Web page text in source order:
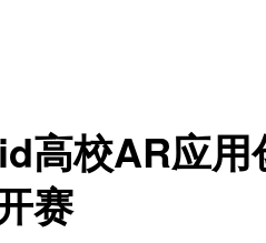
高校AR应
赛